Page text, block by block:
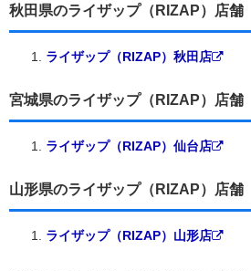
秋田県のライザップ（RIZAP）店舗
ライザップ（RIZAP）秋田店
宮城県のライザップ（RIZAP）店舗
ライザップ（RIZAP）仙台店
山形県のライザップ（RIZAP）店舗
ライザップ（RIZAP）山形店